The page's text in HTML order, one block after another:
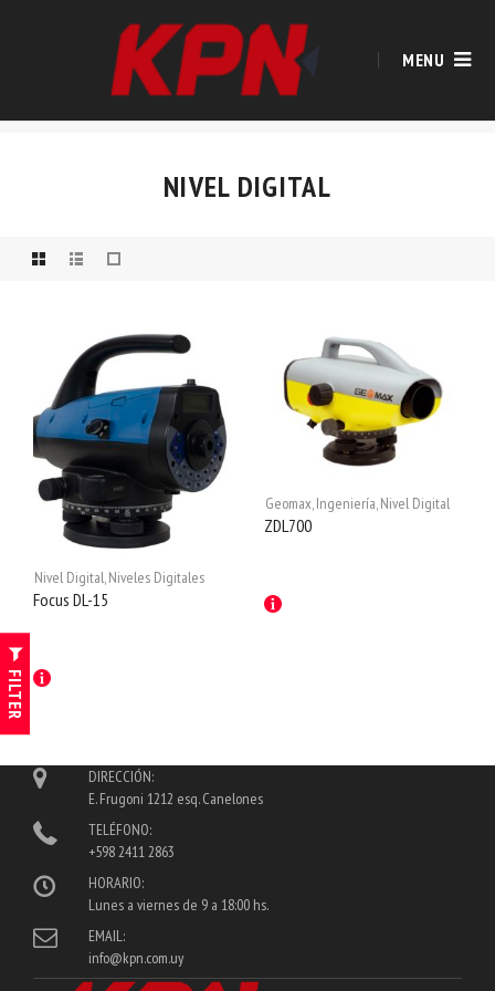
MENU
NIVEL DIGITAL
Nivel Digital,Niveles Digitales
Focus DL-15
Geomax,Ingeniería,Nivel Digital
ZDL700
FILTER
DIRECCIÓN:
E. Frugoni 1212 esq. Canelones
TELÉFONO:
+598 2411 2863
HORARIO:
Lunes a viernes de 9 a 18:00 hs.
EMAIL:
info@kpn.com.uy